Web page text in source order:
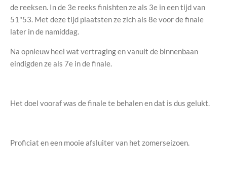
de reeksen. In de 3e reeks finishten ze als 3e in een tijd van
51"53. Met deze tijd plaatsten ze zich als 8e voor de finale
later in de namiddag.
Na opnieuw heel wat vertraging en vanuit de binnenbaan
eindigden ze als 7e in de finale.
Het doel vooraf was de finale te behalen en dat is dus gelukt.
Proficiat en een mooie afsluiter van het zomerseizoen.